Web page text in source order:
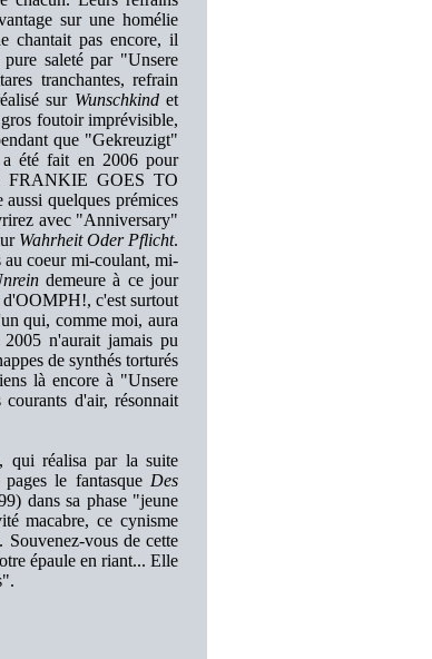
sur une homélie
chantait pas encore, il
saleté par "Unsere
tranchantes, refrain
sur Wunschkindet
foutoir imprévisible,
que "Gekreuzigt"
a été fait en 2006 pour
FRANKIE GOES TO
quelques prémices
avec "Anniversary"
Wahrheit Oder Pflicht.
au coeur mi-coulant, mi-
demeure à ce jour
d'OOMPH!, c'est surtout
qui, comme moi, aura
n'aurait jamais pu
de synthés torturés
là encore à "Unsere
d'air, résonnait
qui réalisa par la suite
le fantasque Des
dans sa phase "jeune
macabre, ce cynisme
. Souvenez-vous de cette
épaule en riant... Elle